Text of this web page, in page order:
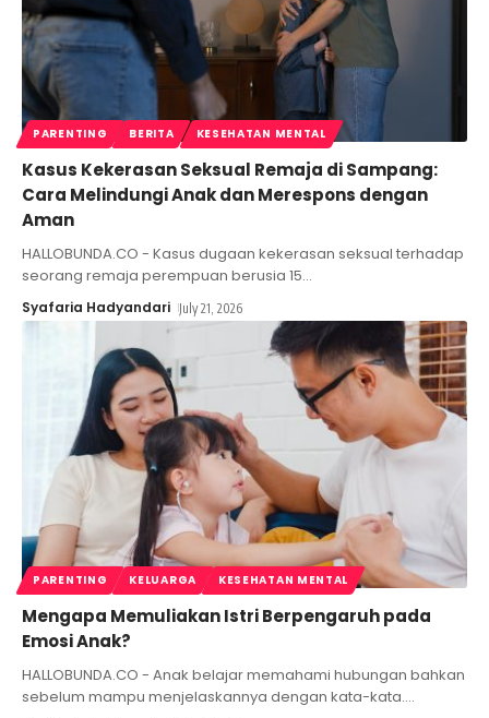
PARENTING BERITA KESEHATAN MENTAL
Kasus Kekerasan Seksual Remaja di Sampang:
Cara Melindungi Anak dan Merespons dengan
Aman
HALLOBUNDA.CO - Kasus dugaan kekerasan seksual terhadap
seorang remaja perempuan berusia 15…
Syafaria Hadyandari July 21, 2026
PARENTING KELUARGA KESEHATAN MENTAL
Mengapa Memuliakan Istri Berpengaruh pada
Emosi Anak?
HALLOBUNDA.CO - Anak belajar memahami hubungan bahkan
sebelum mampu menjelaskannya dengan kata-kata.…